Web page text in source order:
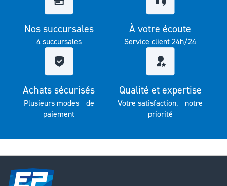
Nos succursales
4 succursales
À votre écoute
Service client 24h/24
Achats sécurisés
Plusieurs modes de
paiement
Qualité et expertise
Votre satisfaction, notre
priorité